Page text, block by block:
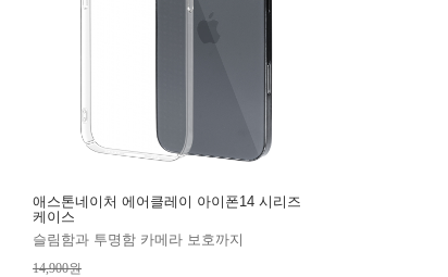
애스톤네이처 에어클레이 아이폰14 시리즈
케이스
슬림함과 투명함 카메라 보호까지
14,900원